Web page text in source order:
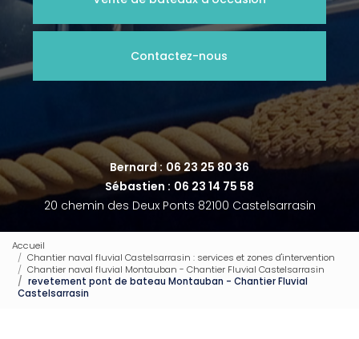
Contactez-nous
Bernard : 06 23 25 80 36
Sébastien : 06 23 14 75 58
20 chemin des Deux Ponts 82100 Castelsarrasin
Accueil
Chantier naval fluvial Castelsarrasin : services et zones d'intervention
Chantier naval fluvial Montauban - Chantier Fluvial Castelsarrasin
revetement pont de bateau Montauban - Chantier Fluvial
Castelsarrasin